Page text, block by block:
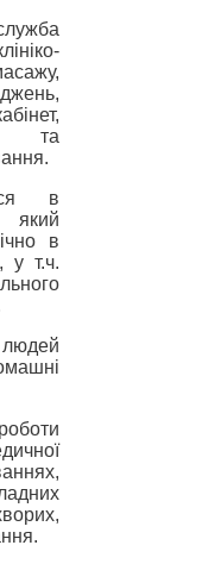
та
в
який
в
у т.ч.
людей